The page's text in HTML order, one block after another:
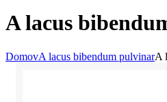
A lacus
DomovA lacus bibendum pulvinarA